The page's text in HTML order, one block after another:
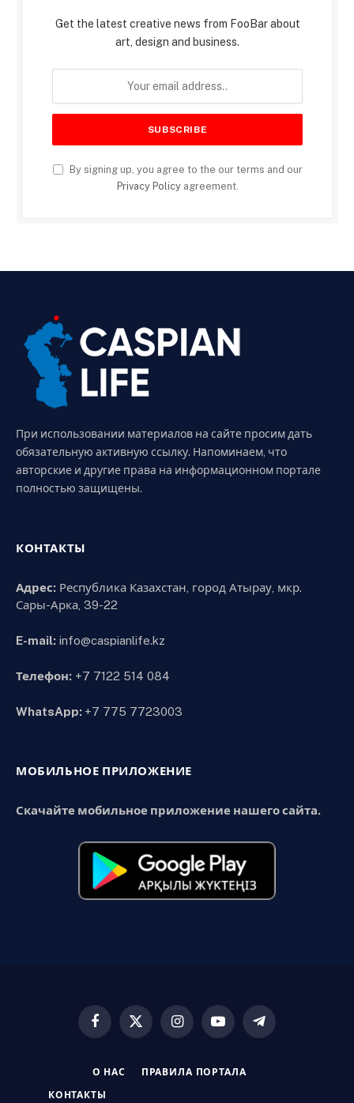
Get the latest creative news from FooBar about
art, design and business.
By signing up, you agree to the our terms and our
Privacy Policyagreement.
При использовании материалов на сайте просим дать
обязательную активную ссылку. Напоминаем, что
авторские и другие права на информационном портале
полностью защищены.
КОНТАКТЫ
Адрес: Республика Казахстан, город Атырау, мкр.
Сары-Арка, 39-22
E-mail: info@caspianlife.kz
Телефон: +7 7122 514 084
WhatsApp: +7 775 7723003
МОБИЛЬНОЕ ПРИЛОЖЕНИЕ
Скачайте мобильное приложение нашего сайта.
Facebook
X
InstagramYouTubeTelegram
О НАС ПРАВИЛА ПОРТАЛА
КОНТАКТЫ